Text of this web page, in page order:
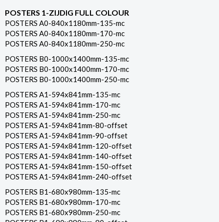
POSTERS 1-ZIJDIG FULL COLOUR
POSTERS A0-840x1180mm-135-mc
POSTERS A0-840x1180mm-170-mc
POSTERS A0-840x1180mm-250-mc
POSTERS B0-1000x1400mm-135-mc
POSTERS B0-1000x1400mm-170-mc
POSTERS B0-1000x1400mm-250-mc
POSTERS A1-594x841mm-135-mc
POSTERS A1-594x841mm-170-mc
POSTERS A1-594x841mm-250-mc
POSTERS A1-594x841mm-80-offset
POSTERS A1-594x841mm-90-offset
POSTERS A1-594x841mm-120-offset
POSTERS A1-594x841mm-140-offset
POSTERS A1-594x841mm-150-offset
POSTERS A1-594x841mm-240-offset
POSTERS B1-680x980mm-135-mc
POSTERS B1-680x980mm-170-mc
POSTERS B1-680x980mm-250-mc